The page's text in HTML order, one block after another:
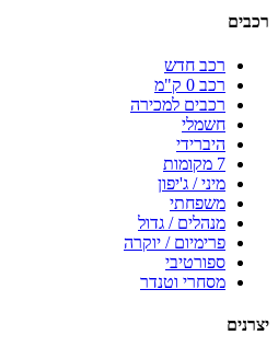
רכבים
רכב חדש
רכב 0 ק"מ
רכבים למכירה
חשמלי
היברידי
7 מקומות
מיני / ג'יפון
משפחתי
מנהלים / גדול
פרימיום / יוקרה
ספורטיבי
מסחרי וטנדר
יצרנים